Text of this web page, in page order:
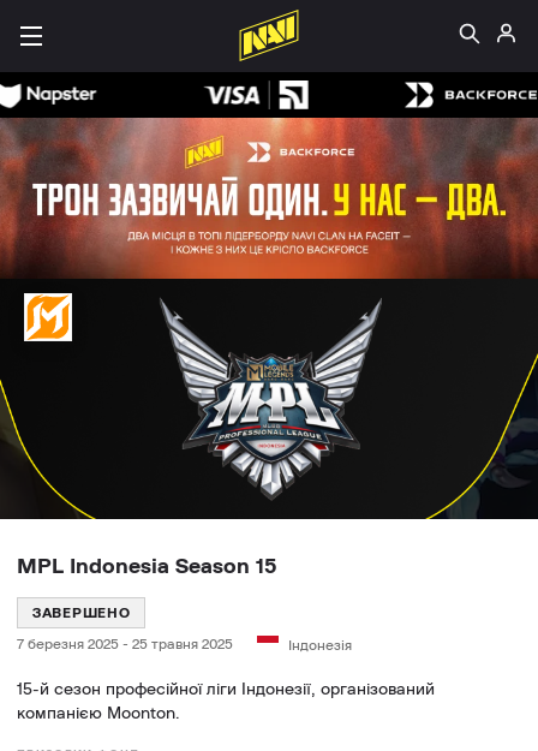
MPL Indonesia Season 15
ЗАВЕРШЕНО
7 березня 2025 - 25 травня 2025 Індонезія
15-й сезон професійної ліги Індонезії, організований
компанією Moonton.